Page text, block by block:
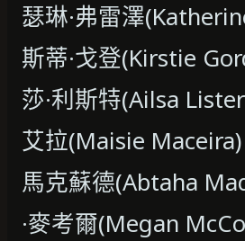
瑟琳·弗雷澤
斯蒂·戈登(Kirstie
莎·利斯特(Ailsa
艾拉(Maisie Maceira)
馬克蘇德(Abtaha
·麥考爾(Megan